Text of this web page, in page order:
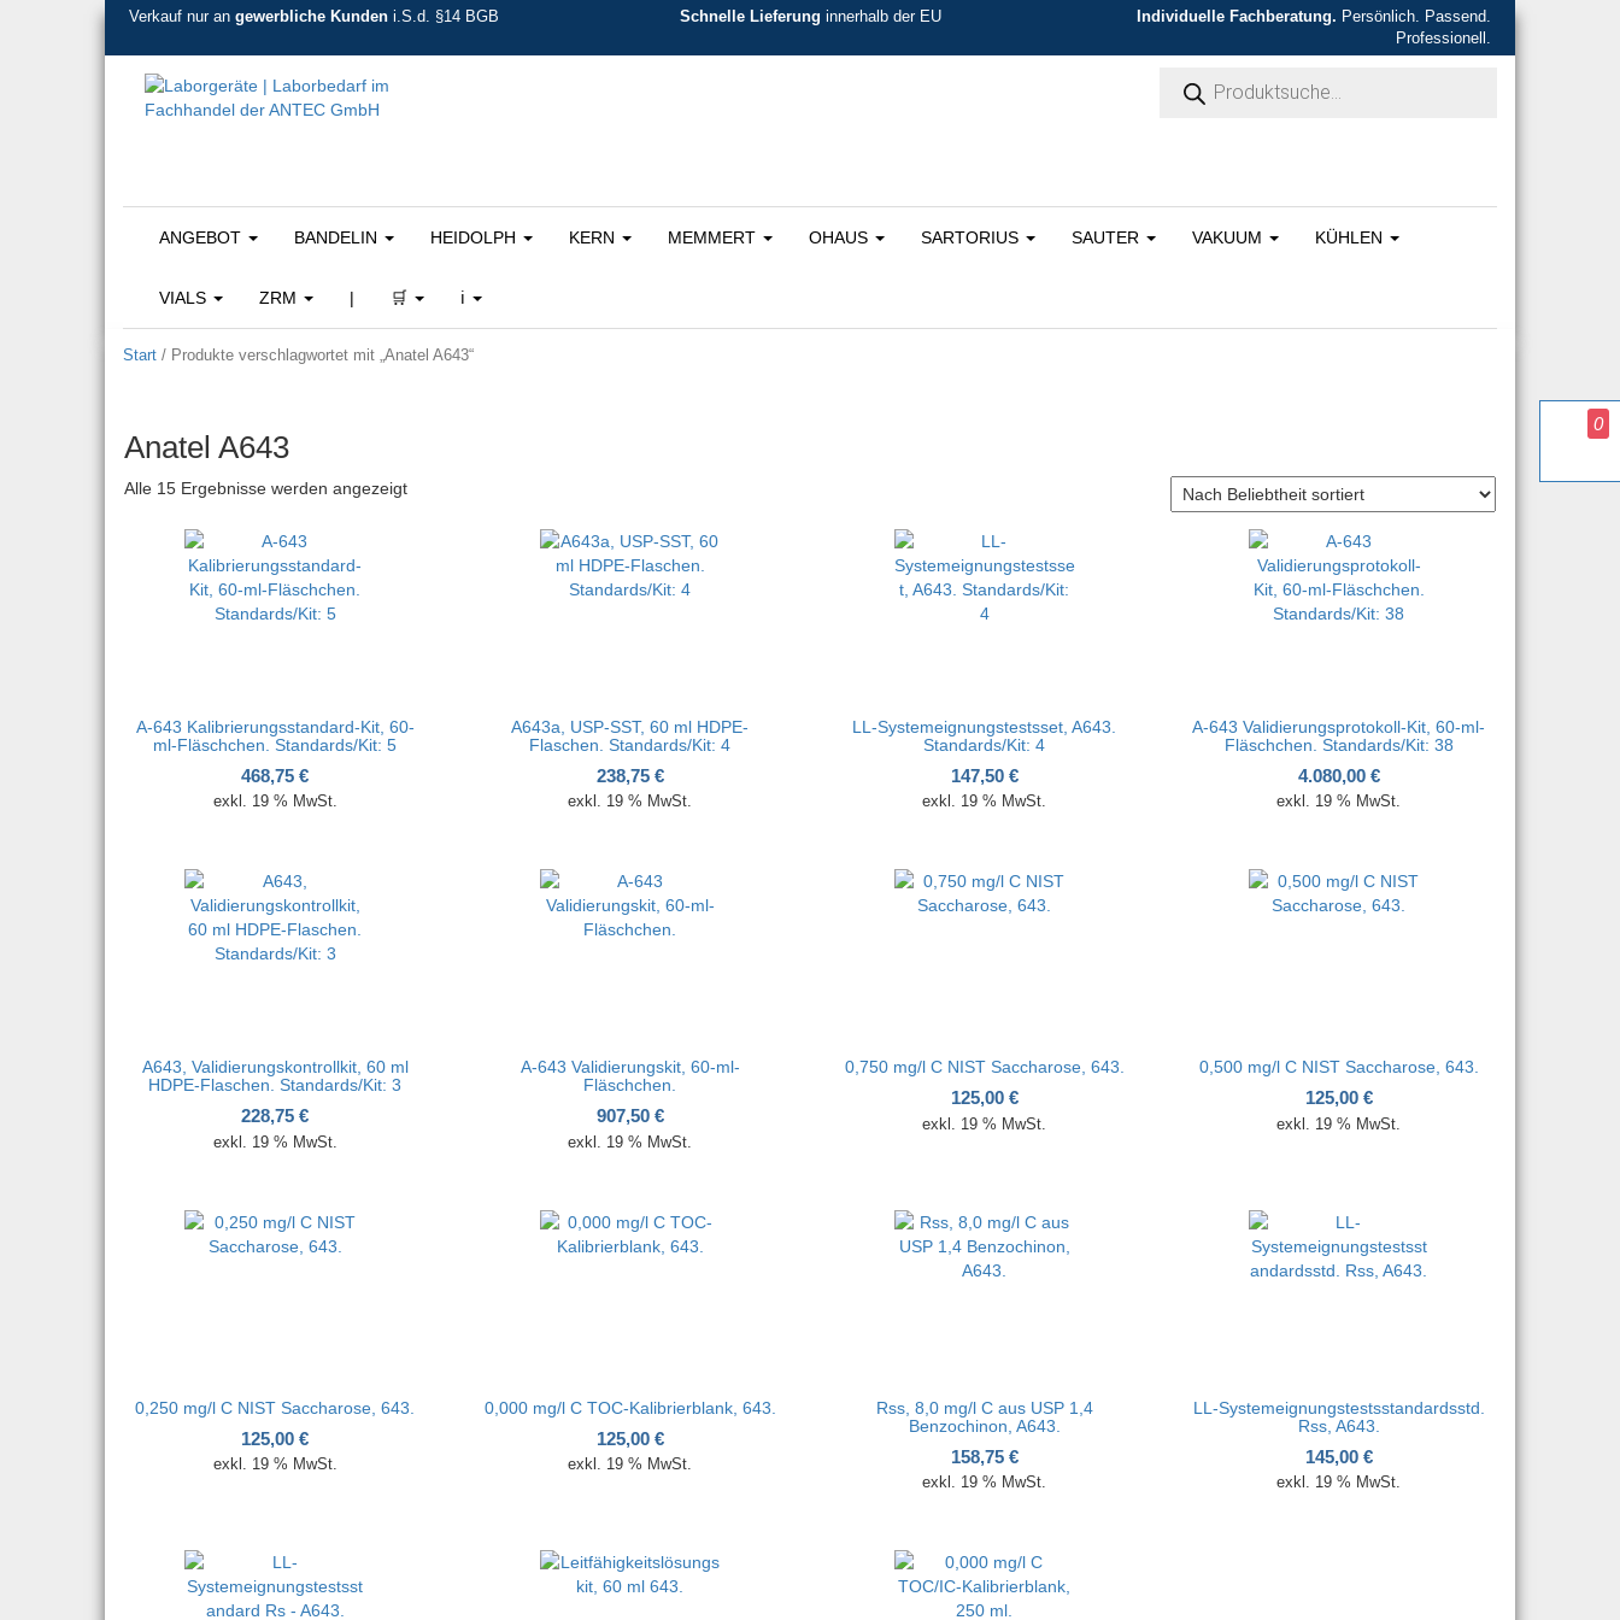
Verkauf nur an gewerbliche Kunden i.S.d. §14 BGB Schnelle Lieferung innerhalb der EU Individuelle Fachberatung. Persönlich. Passend.
Professionell.
ANGEBOT BANDELIN HEIDOLPH KERN MEMMERT OHAUS SARTORIUS SAUTER VAKUUM KÜHLEN
VIALS ZRM | 🛒 ℹ️
Start / Produkte verschlagwortet mit „Anatel A643“
Anatel A643
Alle 15 Ergebnisse werden angezeigtNach Beliebtheit sortiert
A-643 Kalibrierungsstandard-Kit, 60-
ml-Fläschchen. Standards/Kit: 5
468,75€
exkl. 19 % MwSt.
A643a, USP-SST, 60 ml HDPE-
Flaschen. Standards/Kit: 4
238,75 €
exkl. 19 % MwSt.
LL-Systemeignungstestsset, A643.
Standards/Kit: 4
147,50 €
exkl. 19 % MwSt.
A-643 Validierungsprotokoll-Kit, 60-ml-
Fläschchen. Standards/Kit: 38
4.080,00 €
exkl. 19 % MwSt.
A643, Validierungskontrollkit, 60 ml
HDPE-Flaschen. Standards/Kit: 3
228,75€
exkl. 19 % MwSt.
A-643 Validierungskit, 60-ml-
Fläschchen.
907,50 €
exkl. 19 % MwSt.
0,750 mg/l C NIST Saccharose, 643.
125,00 €
exkl. 19 % MwSt.
0,500 mg/l C NIST Saccharose, 643.
125,00 €
exkl. 19 % MwSt.
0,250 mg/l C NIST Saccharose, 643.
125,00€
exkl. 19 % MwSt.
0,000 mg/l C TOC-Kalibrierblank, 643.
125,00 €
exkl. 19 % MwSt.
Rss, 8,0 mg/l C aus USP 1,4
Benzochinon, A643.
158,75 €
exkl. 19 % MwSt.
LL-Systemeignungstestsstandardsstd.
Rss, A643.
145,00 €
exkl. 19 % MwSt.
0